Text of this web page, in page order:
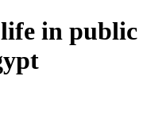
in public